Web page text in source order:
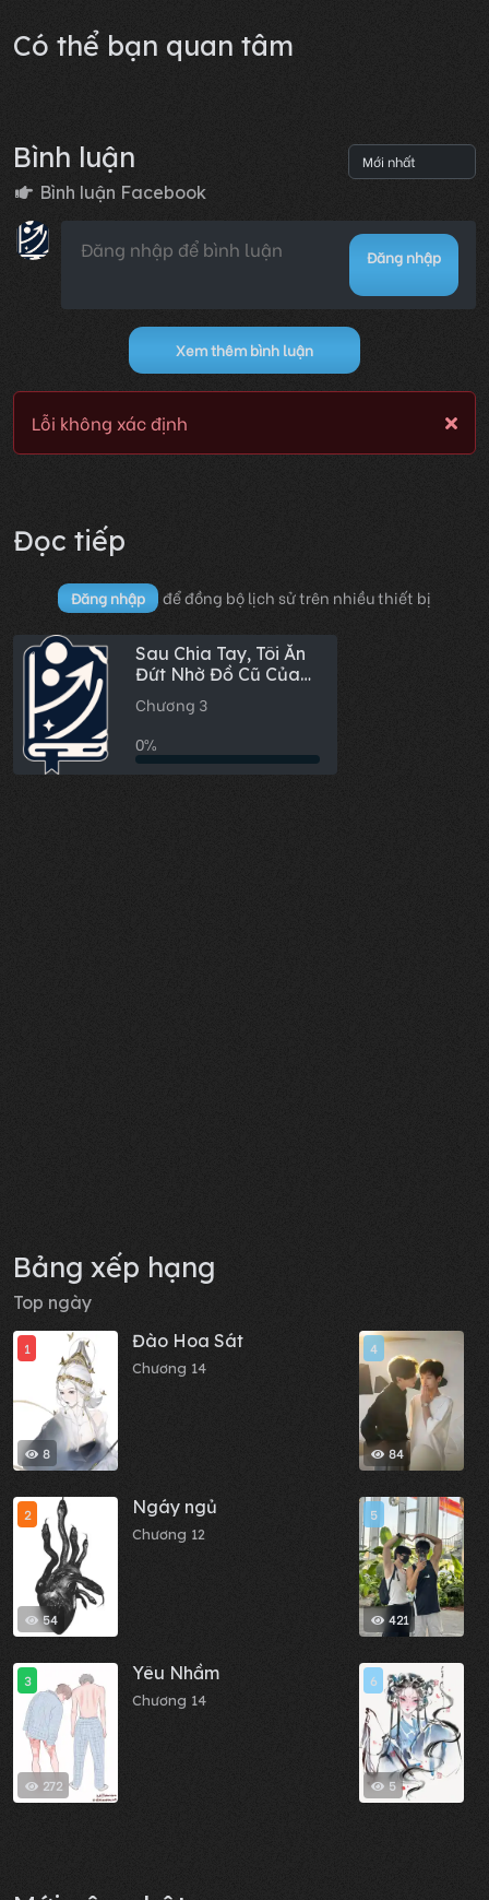
Có thể bạn quan tâm
Bình luận
Bình luận Facebook
Đăng nhập
Xem thêm bình luận
Lỗi không xác định
Đọc tiếp
Đăng nhập để đồng bộ lịch sử trên nhiều thiết bị
Sau Chia Tay, Tôi Ăn
Đứt Nhờ Đồ Cũ Của
Bà Nội
Chương 3
0%
Bảng xếp hạng
Top ngày
8
1 Đào Hoa Sát
Chương 14
54
2 Ngáy ngủ
Chương 12
272
3 Yêu Nhầm
Chương 14
84
4
421
5
5
6